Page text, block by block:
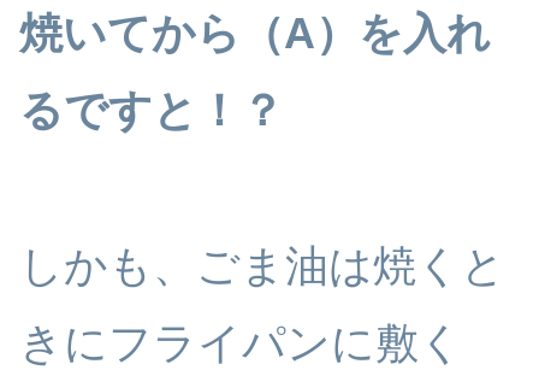
焼いてから（A）を入れ
るですと！？
しかも、ごま油は焼くと
きにフライパンに敷く